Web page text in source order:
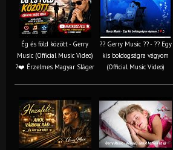
Ég és föld között - Gerry
Music (Official Music Video)
?❤️ Érzelmes Magyar Sláger
?? Gerry Music ?? - ?? Egy
kis boldogságra vágyom
(Official Music Video)